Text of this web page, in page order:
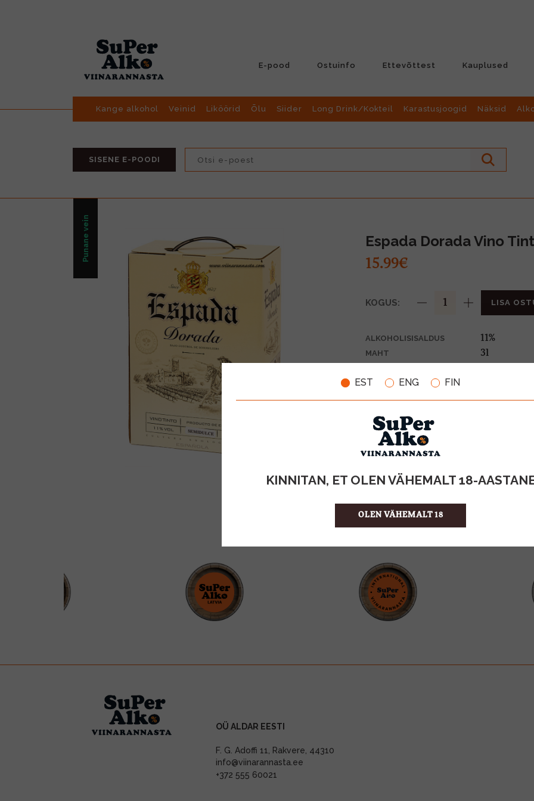
EST ENG FIN
KINNITAN, ET OLEN VÄHEMALT 18-
OLEN VÄHEMALT 18
E-pood Ostuinfo Ettevõttest Kauplused
Kange alkohol Veinid Liköörid Õlu Siider Long Drink/Kokteil Karastusjoogid Näksid
SISENE E-POODI
Punane vein Espada Dorada Vino
15.99€
KOGUS: LISA
ALKOHOLISISALDUS 11%
MAHT 3l
TOOTE LIIK
ÜHIKU HIND
KOGUS KASTIS
OÜ ALDAR EESTI
F. G. Adoffi 11, Rakvere, 44310
info@viinarannasta.ee
+372 555 60021